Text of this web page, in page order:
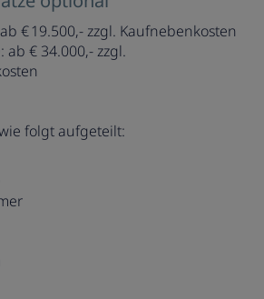
€ 19.500,- zzgl. Kaufnebenkosten
ab € 34.000,- zzgl.
folgt aufgeteilt: